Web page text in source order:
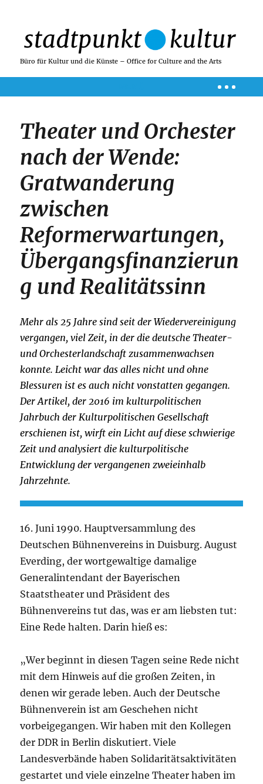
Büro für Kultur und die Künste – Office for Culture and the Arts
Theater und Orchester
nach der Wende:
Gratwanderung
zwischen
Reformerwartungen,
Übergangsfinanzierun
g und Realitätssinn
Mehr als 25 Jahre sind seit der Wiedervereinigung
vergangen, viel Zeit, in der die deutsche Theater-
und Orchesterlandschaft zusammenwachsen
konnte. Leicht war das alles nicht und ohne
Blessuren ist es auch nicht vonstatten gegangen.
Der Artikel, der 2016 im kulturpolitischen
Jahrbuch der Kulturpolitischen Gesellschaft
erschienen ist, wirft ein Licht auf diese schwierige
Zeit und analysiert die kulturpolitische
Entwicklung der vergangenen zweieinhalb
Jahrzehnte.
16. Juni 1990. Hauptversammlung des
Deutschen Bühnenvereins in Duisburg. August
Everding, der wortgewaltige damalige
Generalintendant der Bayerischen
Staatstheater und Präsident des
Bühnenvereins tut das, was er am liebsten tut:
Eine Rede halten. Darin hieß es:
„Wer beginnt in diesen Tagen seine Rede nicht
mit dem Hinweis auf die großen Zeiten, in
denen wir gerade leben. Auch der Deutsche
Bühnenverein ist am Geschehen nicht
vorbeigegangen. Wir haben mit den Kollegen
der DDR in Berlin diskutiert. Viele
Landesverbände haben Solidaritätsaktivitäten
gestartet und viele einzelne Theater haben im